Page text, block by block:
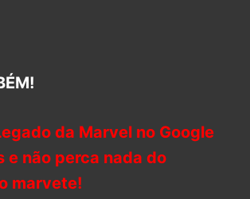
da Marvel no Google
e não perca nada do
marvete!